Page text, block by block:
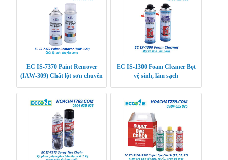
EC IS-7370 Paint Remover
(IAW-309) Chất lột sơn chuyên
EC IS-1300 Foam Cleaner Bọt
vệ sinh, làm sạch